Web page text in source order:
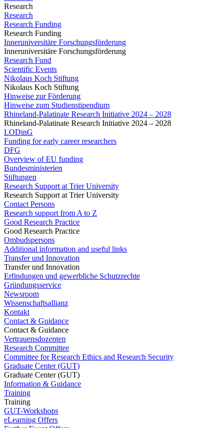
Research
Research
Research Funding
Research Funding
Inneruniversitäre Forschungsförderung
Inneruniversitäre Forschungsförderung
Research Fund
Scientific Events
Nikolaus Koch Stiftung
Nikolaus Koch Stiftung
Hinweise zur Förderung
Hinweise zum Studienstipendium
Rhineland-Palatinate Research Initiative 2024 – 2028
Rhineland-Palatinate Research Initiative 2024 – 2028
LODinG
Funding for early career researchers
DFG
Overview of EU funding
Bundesministerien
Stiftungen
Research Support at Trier University
Research Support at Trier University
Contact Persons
Research support from A to Z
Good Research Practice
Good Research Practice
Ombudspersons
Additional information and useful links
Transfer und Innovation
Transfer und Innovation
Erfindungen und gewerbliche Schutzrechte
Gründungsservice
Newsroom
Wissenschaftsallianz
Kontakt
Contact & Guidance
Contact & Guidance
Vertrauensdozenten
Research Committee
Committee for Research Ethics and Research Security
Graduate Center (GUT)
Graduate Center (GUT)
Information & Guidance
Training
Training
GUT-Workshops
eLearning Offers